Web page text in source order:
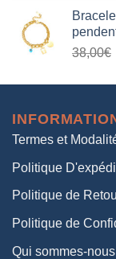
38,00€
Termes et
Politique
Politique de
Politique de
Qui sommes-